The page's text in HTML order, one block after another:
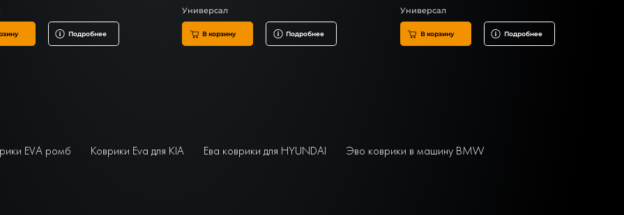
Подробнее
Универсал
В корзину Подробнее
Универсал
В корзину Подробнее
EVA ромб Коврики Eva для KIA Ева коврики для HYUNDAI
Эво коврики в машину BMW